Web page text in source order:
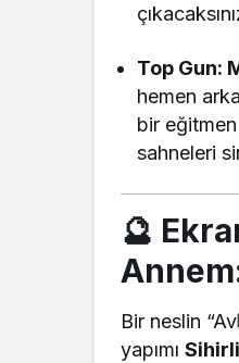
Top Gun:
hemen
bir
sahneleri
🔮
Bir neslin
yapımı